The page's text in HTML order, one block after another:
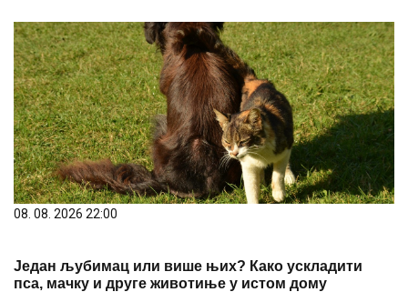
08. 08. 2026 22:00
Један љубимац или више њих? Како ускладити
пса, мачку и друге животиње у истом дому